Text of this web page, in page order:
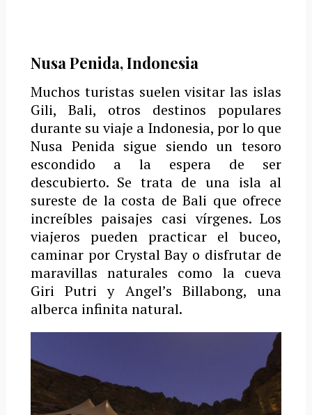
Nusa Penida, Indonesia
Muchos turistas suelen visitar las islas
Gili, Bali, otros destinos populares
durante su viaje a Indonesia, por lo que
Nusa Penida sigue siendo un tesoro
escondido a la espera de ser
descubierto. Se trata de una isla al
sureste de la costa de Bali que ofrece
increíbles paisajes casi vírgenes.Los
viajeros pueden practicar el buceo,
caminar por Crystal Bay o disfrutar de
maravillas naturales como la cueva
Giri Putri y Angel’s Billabong, una
alberca infinita natural.